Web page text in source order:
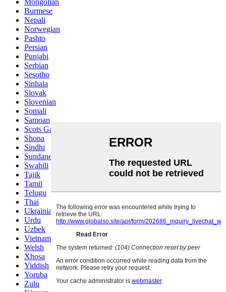
Burmese
Nepali
Norwegian
Pashto
Persian
Punjabi
Serbian
Sesotho
Sinhala
Slovak
Slovenian
Somali
Samoan
Scots Gaelic
Shona
Sindhi
Sundanese
Swahili
Tajik
Tamil
Telugu
Thai
Ukrainian
Urdu
Uzbek
Vietnamese
Welsh
Xhosa
Yiddish
Yoruba
Zulu